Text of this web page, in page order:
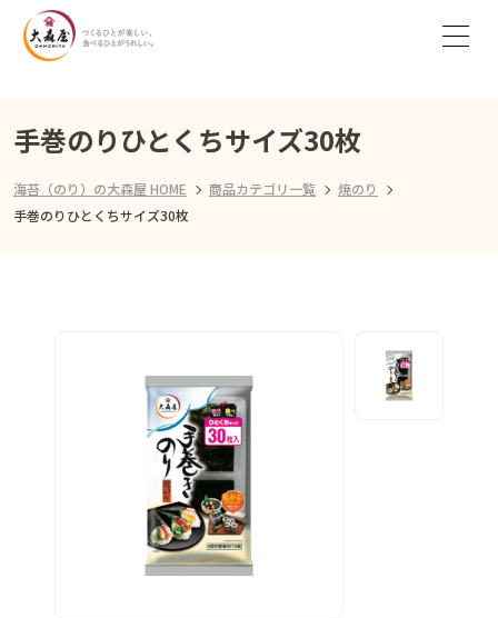
手巻のりひとくちサイズ30枚
海苔（のり）の大森屋 HOME 商品カテゴリ一覧
焼のり
手巻のりひとくちサイズ30枚